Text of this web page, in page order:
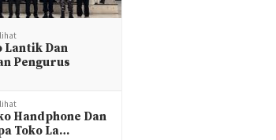
Lantik Dan
Pengurus
Handphone Dan
Toko La…